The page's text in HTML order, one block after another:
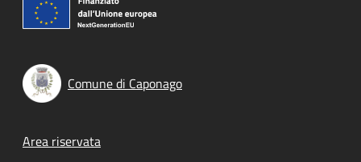
Comune di Caponago
Footer menu
Area riservata